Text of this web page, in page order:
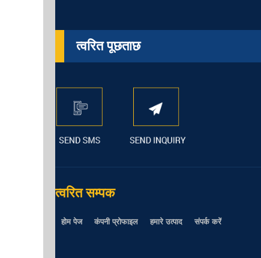
त्वरित पूछताछ
त्वरित सम्पक
होम पेज कंपनी प्रोफाइल हमारे उत्पाद संपर्क करें